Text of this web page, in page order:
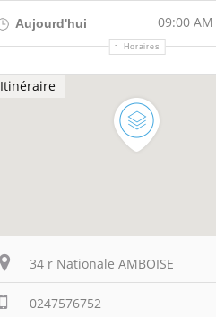
Aujourd'hui 09:00
Horaires
Itinéraire
34 r Nationale AMBOISE
0247576752